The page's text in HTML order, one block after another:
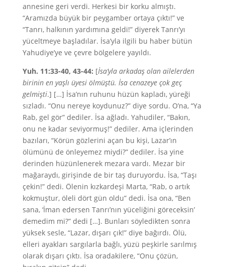
annesine geri verdi. Herkesi bir korku almıştı.
“Aramızda büyük bir peygamber ortaya çıktı!” ve
“Tanrı, halkının yardımına geldi!” diyerek Tanrı’yı
yüceltmeye başladılar. İsa’yla ilgili bu haber bütün
Yahudiye’ye ve çevre bölgelere yayıldı.
Yuh. 11:33-40, 43-44: [İsa’yla arkadaş olan ailelerden
birinin en yaşlı üyesi ölmüştü. İsa cenazeye çok geç
gelmişti.] […] İsa’nın ruhunu hüzün kapladı, yüreği
sızladı. “Onu nereye koydunuz?” diye sordu. O’na, “Ya
Rab, gel gör” dediler. İsa ağladı. Yahudiler, “Bakın,
onu ne kadar seviyormuş!” dediler. Ama içlerinden
bazıları, “Körün gözlerini açan bu kişi, Lazar’ın
ölümünü de önleyemez miydi?” dediler. İsa yine
derinden hüzünlenerek mezara vardı. Mezar bir
mağaraydı, girişinde de bir taş duruyordu. İsa, “Taşı
çekin!” dedi. Ölenin kızkardeşi Marta, “Rab, o artık
kokmuştur, öleli dört gün oldu” dedi. İsa ona, “Ben
sana, ‘İman edersen Tanrı’nın yüceliğini göreceksin’
demedim mi?” dedi […]. Bunları söyledikten sonra
yüksek sesle, “Lazar, dışarı çık!” diye bağırdı. Ölü,
elleri ayakları sargılarla bağlı, yüzü peşkirle sarılmış
olarak dışarı çıktı. İsa oradakilere, “Onu çözün,